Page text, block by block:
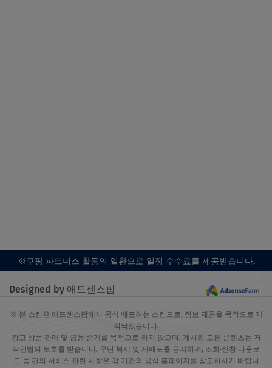
※쿠팡 파트너스 활동의 일환으로 일정 수수료를 제공받습니다.
Designed by 애드센스팜
※ 본 스킨은 애드센스팜에서 공식 배포하는 스킨으로, 정보 제공을 목적으로 제
작되었습니다.
광고 상품 판매 및 금융 중개를 목적으로 하지 않으며, 게시된 모든 콘텐츠는 저
작권법의 보호를 받습니다. 무단 복제 및 재배포를 금지하며, 조회·신청·다운로
드 등 편의 서비스 관련 사항은 각 기관의 공식 홈페이지를 참고하시기 바랍니